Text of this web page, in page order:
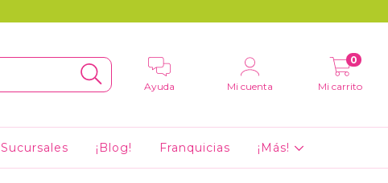
Ayuda Mi cuenta Mi carrito
0
Sucursales ¡Blog! Franquicias ¡Más!